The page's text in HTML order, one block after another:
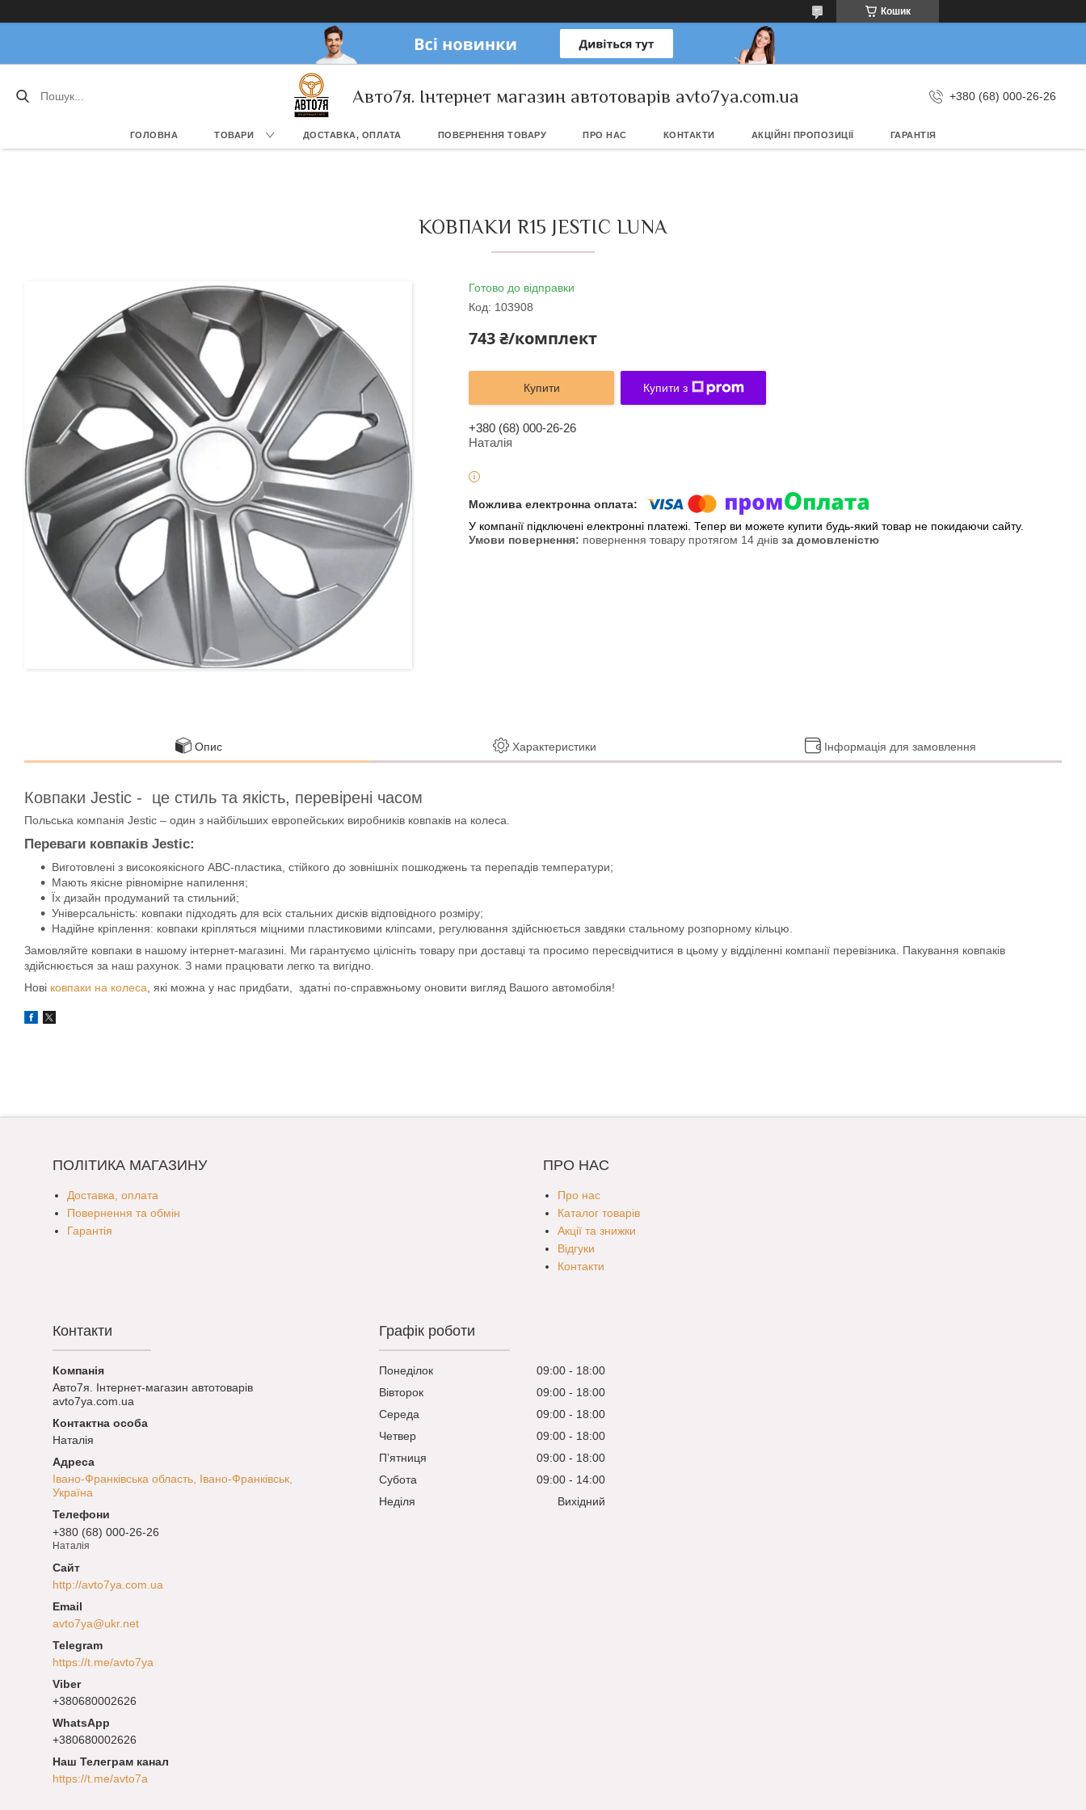
Кошик
Авто7я. Інтернет магазин автотоварів avto7ya.com.ua +380 (68) 000-26-26
ГОЛОВНА ТОВАРИ ДОСТАВКА, ОПЛАТА ПОВЕРНЕННЯ ТОВАРУ ПРО НАС КОНТАКТИ АКЦІЙНІ ПРОПОЗИЦІЇ ГАРАНТІЯ
КОВПАКИ R15 JESTIC LUNA
Готово до відправки
Код: 103908
743 ₴/комплект
Купити Купити з
+380 (68) 000-26-26
Наталія
У компанії підключені електронні платежі. Тепер ви можете купити будь-який товар не покидаючи сайту.
повернення товару протягом 14 днів за домовленістю
Опис Характеристики Інформація для замовлення
Ковпаки Jestic - це стиль та якість, перевірені часом
Польська компанія Jestic – один з найбільших европейських виробників ковпаків на колеса.
Переваги ковпаків Jestic:
Виготовлені з високоякісного АВС-пластика, стійкого до зовнішніх пошкоджень та перепадів температури;
Мають якісне рівномірне напилення;
Їх дизайн продуманий та стильний;
Універсальність: ковпаки підходять для всіх стальних дисків відповідного розміру;
Надійне кріплення: ковпаки кріпляться міцними пластиковими кліпсами, регулювання здійснюється завдяки стальному розпорному кільцю.
Замовляйте ковпаки в нашому інтернет-магазині. Ми гарантуємо цілісніть товару при доставці та просимо пересвідчитися в цьому у відділенні компанії перевізника. Пакування ковпаків
здійснюється за наш рахунок. З нами працювати легко та вигідно.
Нові ковпаки на колеса , які можна у нас придбати, здатні по-справжньому оновити вигляд Вашого автомобіля!
ПОЛІТИКА МАГАЗИНУ
Доставка, оплата
Повернення та обмін
Гарантія
ПРО НАС
Про нас
Каталог товарів
Акції та знижки
Відгуки
Контакти
Контакти
Авто7я. Інтернет-магазин автотоварів
avto7ya.com.ua
Наталія
Івано-Франківська область, Івано-Франківськ,
Україна
+380 (68) 000-26-26
Наталія
http://avto7ya.com.ua
avto7ya@ukr.net
https://t.me/avto7ya
+380680002626
+380680002626
Наш Телеграм канал
https://t.me/avto7a
Графік роботи
Понеділок 09:00
18:00
Вівторок
09:00
18:00
Середа
09:00
18:00
Четвер
09:00
18:00
Пʼятниця
09:00
18:00
Субота
09:00
14:00
Неділя
Вихідний